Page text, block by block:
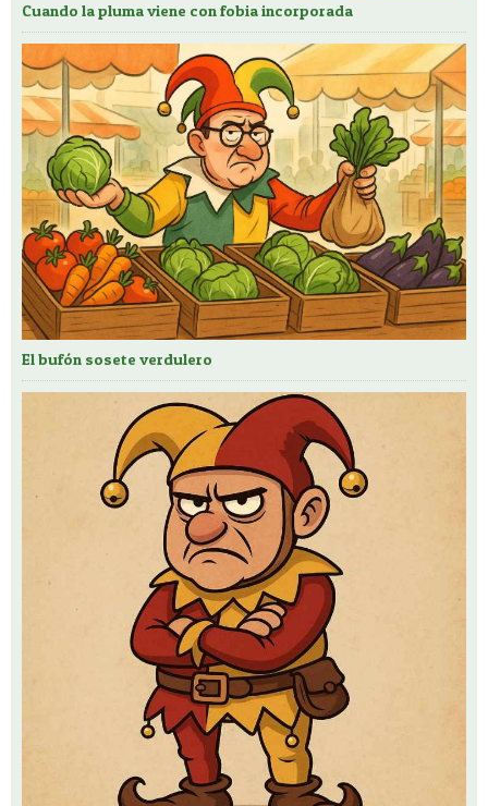
Cuando la pluma viene con fobia incorporada
El bufón sosete verdulero